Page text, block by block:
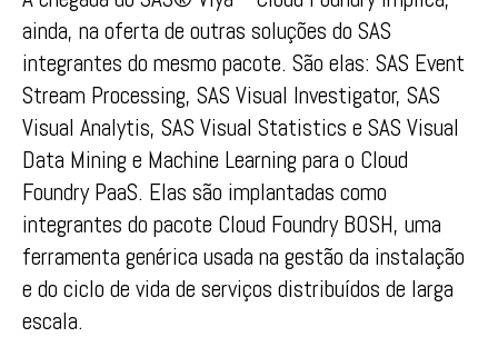
ainda, na oferta de outras soluções do SAS
integrantes do mesmo pacote. São elas: SAS Event
Stream Processing, SAS Visual Investigator, SAS
Visual Analytis, SAS Visual Statistics e SAS Visual
Data Mining e Machine Learning para o Cloud
Foundry PaaS. Elas são implantadas como
integrantes do pacote Cloud Foundry BOSH, uma
ferramenta genérica usada na gestão da instalação
e do ciclo de vida de serviços distribuídos de larga
escala.